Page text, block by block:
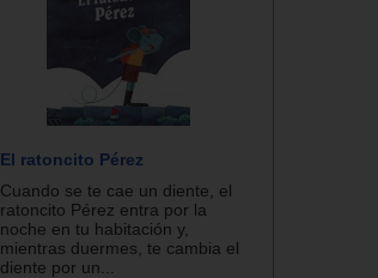
El ratoncito Pérez
Cuando se te cae un diente, el
ratoncito Pérez entra por la
noche en tu habitación y,
mientras duermes, te cambia el
diente por un...